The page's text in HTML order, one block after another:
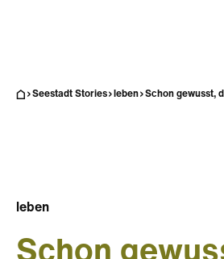
Seestadt Stories leben Schon gewusst,
leben